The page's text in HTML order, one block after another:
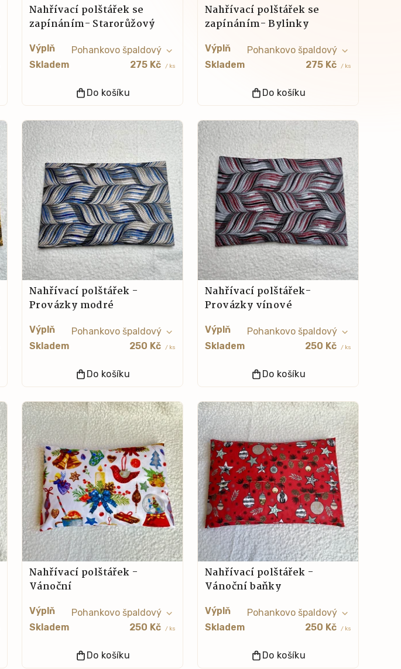
Nahřívací polštářek se
zapínáním- Starorůžový
Výplň
Skladem
275 Kč / ks
Do košíku
Nahřívací polštářek se
zapínáním- Bylinky
Výplň
Skladem
275 Kč / ks
Do košíku
Nahřívací polštářek -
Provázky modré
Výplň
Skladem
250 Kč / ks
Do košíku
Nahřívací polštářek-
Provázky vínové
Výplň
Skladem
250 Kč / ks
Do košíku
Nahřívací polštářek -
Vánoční
Výplň
Skladem
250 Kč / ks
Do košíku
Nahřívací polštářek -
Vánoční baňky
Výplň
Skladem
250 Kč / ks
Do košíku